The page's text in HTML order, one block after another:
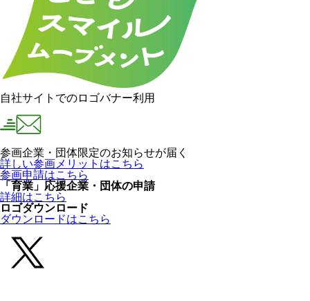
自社サイトでのロゴバナー利用
参画企業・団体限定のお知らせが届く
詳しい参画メリットはこちら
参画申請はこちら
「育業」応援企業・団体の申請
詳細はこちら
ロゴダウンロード
ダウンロードはこちら